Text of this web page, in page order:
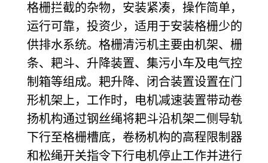
格栅拦截的杂物，安装紧凑，操作简单，
运行可靠，投资少，适用于安装格栅少的
供排水系统。格栅清污机主要由机架、栅
条、耙斗、升降装置、集污小车及电气控
制箱等组成。耙升降、闭合装置设置在门
形机架上，工作时，电机减速装置带动卷
扬机构通过钢丝绳将耙斗沿机架二侧导轨
下行至格栅槽底，卷杨机构的高程限制器
和松绳开关指令下行电机停止工作并进行